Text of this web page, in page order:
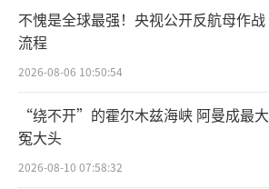
不愧是全球最强！央视公开反航母作战
流程
2026-08-06 10:50:54
“绕不开”的霍尔木兹海峡 阿曼成最大
冤大头
2026-08-10 07:58:32